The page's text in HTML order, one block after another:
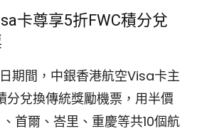
卡尊享5折FWC積分兌
期間，中銀香港航空Visa卡主
分兌換傳統獎勵機票，用半價
首爾、峇里、重慶等共10個航